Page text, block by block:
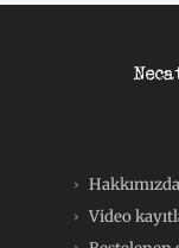
Hakkımızda
Video